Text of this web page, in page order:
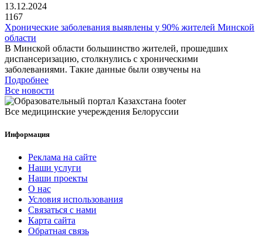
13.12.2024
1167
Хронические заболевания выявлены у 90% жителей Минской
области
В Минской области большинство жителей, прошедших
диспансеризацию, столкнулись с хроническими
заболеваниями. Такие данные были озвучены на
Подробнее
Все новости
Все медицинские учереждения Белоруссии
Информация
Реклама на сайте
Наши услуги
Наши проекты
О нас
Условия использования
Связаться с нами
Карта сайта
Обратная связь